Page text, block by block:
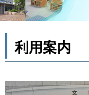
利用案内